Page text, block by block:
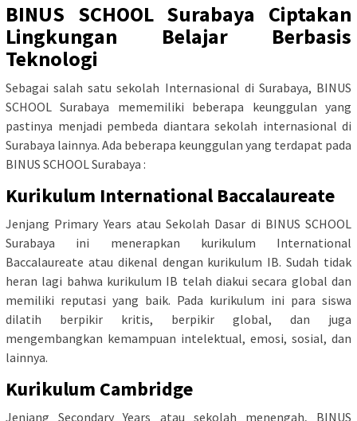
BINUS SCHOOL Surabaya Ciptakan
Lingkungan Belajar Berbasis
Teknologi
Sebagai salah satu sekolah Internasional di Surabaya, BINUS
SCHOOL Surabaya mememiliki beberapa keunggulan yang
pastinya menjadi pembeda diantara sekolah internasional di
Surabaya lainnya. Ada beberapa keunggulan yang terdapat pada
BINUS SCHOOL Surabaya :
Kurikulum International Baccalaureate
Jenjang Primary Years atau Sekolah Dasar di BINUS SCHOOL
Surabaya ini menerapkan kurikulum International
Baccalaureate atau dikenal dengan kurikulum IB. Sudah tidak
heran lagi bahwa kurikulum IB telah diakui secara global dan
memiliki reputasi yang baik. Pada kurikulum ini para siswa
dilatih berpikir kritis, berpikir global, dan juga
mengembangkan kemampuan intelektual, emosi, sosial, dan
lainnya.
Kurikulum Cambridge
Jenjang Secondary Years atau sekolah menengah, BINUS